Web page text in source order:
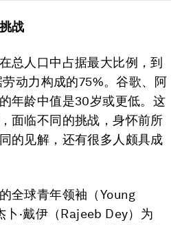
战
总人口中占据最大比例，到
动力构成的75%。谷歌、阿
年龄中值是30岁或更低。这
面临不同的挑战，身怀前所
的见解，还有很多人颇具成
全球青年领袖（Young
·戴伊（Rajeeb Dey）为